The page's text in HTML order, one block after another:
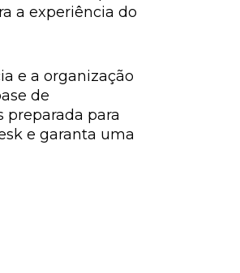
a experiência do
e a organização
de
para
e garanta uma